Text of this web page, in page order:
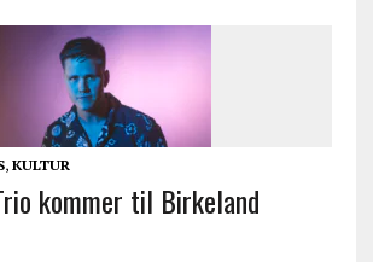
, KULTUR
kommer til Birkeland